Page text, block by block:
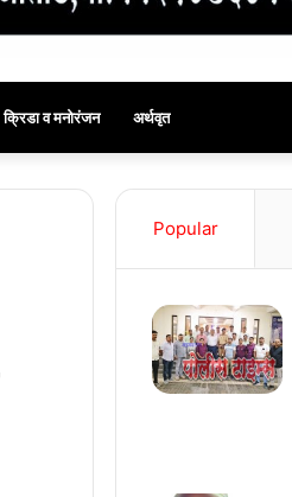
क्रिडा व मनोरंजन अर्थवृत
Popular